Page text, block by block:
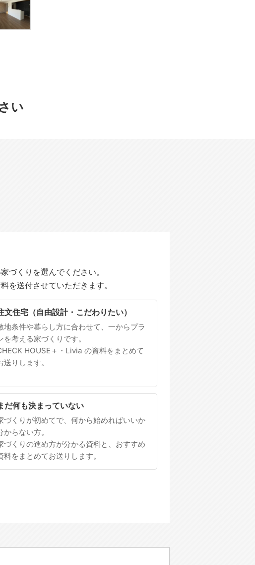
い
づくりを選んでください。
を送付させていただきます。
文住宅（自由設計・こだわりたい）
地条件や暮らし方に合わせて、一からプラ
を考える家づくりです。
HOUSE＋・Livia の資料をまとめて
送りします。
だ何も決まっていない
づくりが初めてで、何から始めればいいか
からない方。
づくりの進め方が分かる資料と、おすすめ
料をまとめてお送りします。